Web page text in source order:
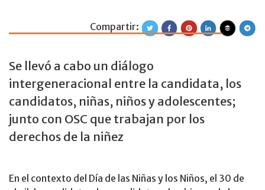
Aspirantes a
Compartir:
Se llevó a cabo un diálogo
intergeneracional entre la candidata, los
candidatos, niñas, niños y adolescentes;
junto con OSC que trabajan por los
derechos de la niñez
En el contexto del Día de las Niñas y los Niños, el 30 de